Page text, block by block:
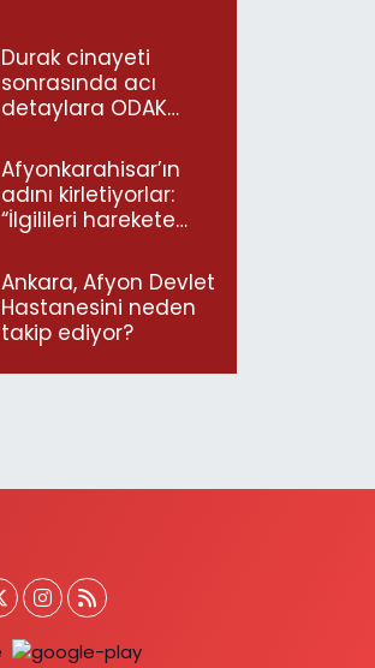
Durak cinayeti
sonrasında acı
detaylara ODAK
Afyonkarahisar’ın
adını kirletiyorlar:
“İlgilileri harekete
ediyoruz”
Ankara, Afyon Devlet
Hastanesini neden
takip ediyor?